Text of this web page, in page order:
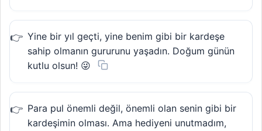
Yine bir yıl geçti, yine benim gibi bir kardeşe
sahip olmanın gururunu yaşadın. Doğum günün
kutlu olsun! 😜
Para pul önemli değil, önemli olan senin gibi bir
kardeşimin olması. Ama hediyeni unutmadım,